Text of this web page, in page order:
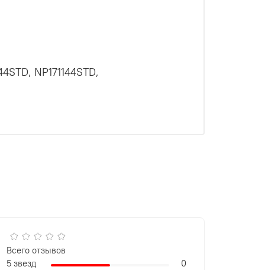
NP171144STD,
Всего отзывов
5 звезд
0